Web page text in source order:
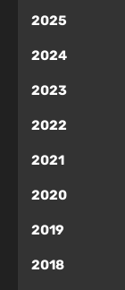
2025
2024
2023
2022
2021
2020
2019
2018